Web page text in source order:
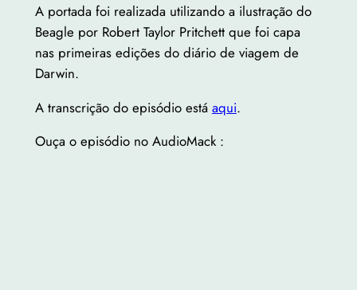
A portada foi realizada utilizando a ilustração do
Beagle por Robert Taylor Pritchett que foi capa
nas primeiras edições do diário de viagem de
Darwin.
A transcrição do episódio está aqui.
Ouça o episódio no AudioMack :